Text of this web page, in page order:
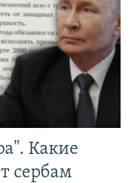
Какие
сербам